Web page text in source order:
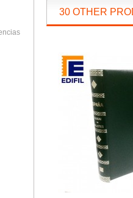
30 OTHER